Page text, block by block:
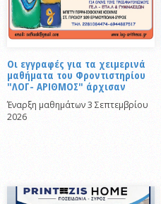
Οι εγγραφές για τα χειμερινά
μαθήματα του Φροντιστηρίου
"ΛΟΓ- ΑΡΙΘΜΟΣ" άρχισαν
Έναρξη μαθημάτων 3 Σεπτεμβρίου
2026